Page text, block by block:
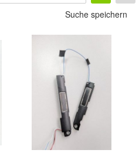
Suche speichern